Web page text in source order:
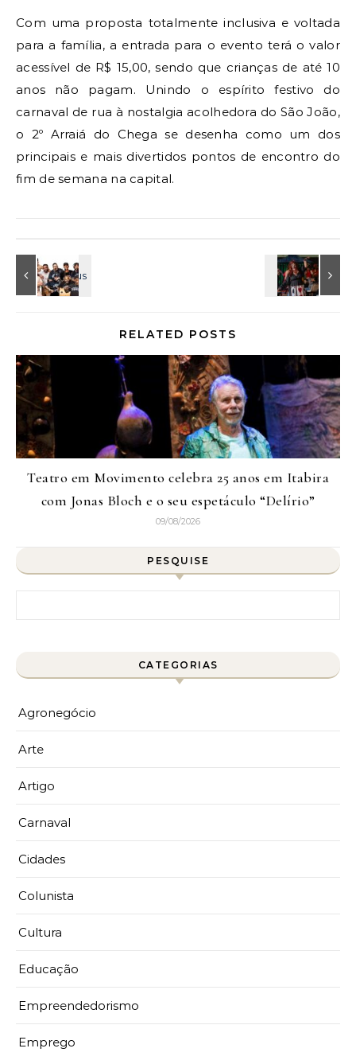
Com uma proposta totalmente inclusiva e voltada
para a família, a entrada para o evento terá o valor
acessível de R$ 15,00, sendo que crianças de até 10
anos não pagam. Unindo o espírito festivo do
carnaval de rua à nostalgia acolhedora do São João,
o 2º Arraiá do Chega se desenha como um dos
principais e mais divertidos pontos de encontro do
fim de semana na capital.
RELATED POSTS
Teatro em Movimento celebra 25 anos em Itabira
com Jonas Bloch e o seu espetáculo “Delírio”
09/08/2026
PESQUISE
CATEGORIAS
Agronegócio
Arte
Artigo
Carnaval
Cidades
Colunista
Cultura
Educação
Empreendedorismo
Emprego